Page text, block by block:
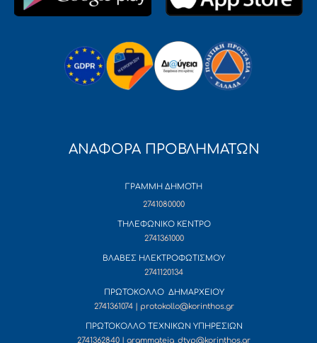
ΑΝΑΦΟΡΑ ΠΡΟΒΛΗΜΑΤΩΝ
ΓΡΑΜΜΗ ΔΗΜΟΤΗ
2741080000
ΤΗΛΕΦΩΝΙΚΟ ΚΕΝΤΡΟ
2741361000
ΒΛΑΒΕΣ ΗΛΕΚΤΡΟΦΩΤΙΣΜΟΥ
2741120134
ΠΡΩΤΟΚΟΛΛΟ ΔΗΜΑΡΧΕΙΟΥ
2741361074 | protokollo@korinthos.gr
ΠΡΩΤΟΚΟΛΛΟ ΤΕΧΝΙΚΩΝ ΥΠΗΡΕΣΙΩΝ
2741362840 | grammateia_dtyp@korinthos.gr